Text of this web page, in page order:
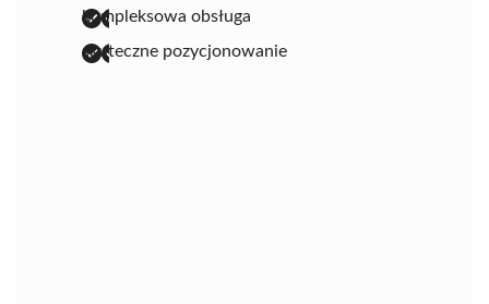
kompleksowa obsługa
skuteczne pozycjonowanie